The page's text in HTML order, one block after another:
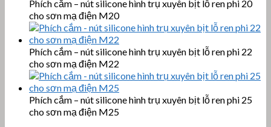
Phích cắm – nút silicone hình trụ xuyên bịt lỗ ren phi 20
cho sơn mạ điện M20
Phích cắm – nút silicone hình trụ xuyên bịt lỗ ren phi 22
cho sơn mạ điện M22
Phích cắm – nút silicone hình trụ xuyên bịt lỗ ren phi 25
cho sơn mạ điện M25